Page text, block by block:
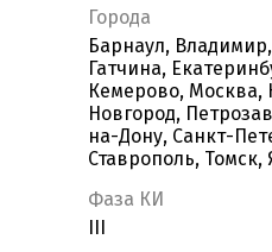
Города
Барнаул,
Гатчина,
Кемерово,
Новгород,
на-Дону, Санкт-
Ставрополь, Томск,
Фаза КИ